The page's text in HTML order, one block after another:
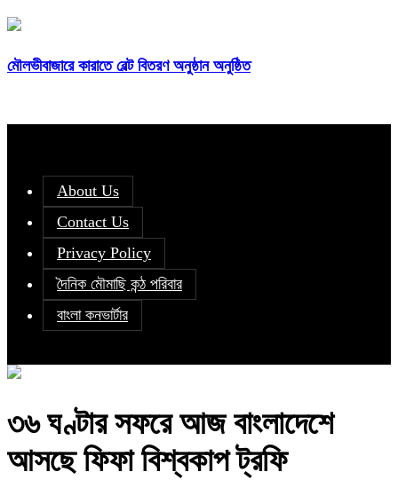
মৌলভীবাজারে কারাতে বেল্ট বিতরণ অনুষ্ঠান অনুষ্ঠিত
About Us
Contact Us
Privacy Policy
দৈনিক মৌমাছি কন্ঠ পরিবার
বাংলা কনভার্টার
৩৬ ঘণ্টার সফরে আজ বাংলাদেশে
আসছে ফিফা বিশ্বকাপ ট্রফি